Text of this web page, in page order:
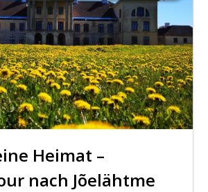
Heimat –
nach Jõelähtme